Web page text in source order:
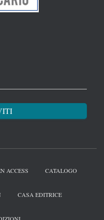
ACCESS CATALOGO
CASA EDITRICE